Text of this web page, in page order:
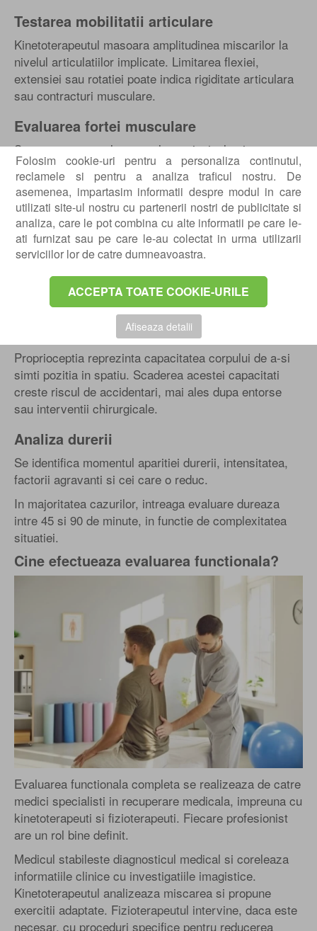
Folosim cookie-uri pentru a personaliza continutul,
reclamele si pentru a analiza traficul nostru. De
asemenea, impartasim informatii despre modul in care
utilizati site-ul nostru cu partenerii nostri de publicitate si
analiza, care le pot combina cu alte informatii pe care le-
ati furnizat sau pe care le-au colectat in urma utilizarii
serviciilor lor de catre dumneavoastra.
ACCEPTA TOATE COOKIE-URILE
Afiseaza detalii
Testarea mobilitatii articulare
Kinetoterapeutul masoara amplitudinea miscarilor la
nivelul articulatiilor implicate. Limitarea flexiei,
extensiei sau rotatiei poate indica rigiditate articulara
sau contracturi musculare.
Evaluarea fortei musculare
Se testeaza grupele musculare principale si
stabilizatorii. Dezechilibrele de forta apar frecvent la
sportivi sau la pacientii sedentari.
Teste functionale de miscare
Specialistul te roaga sa executi miscari precum
genuflexiuni, fandari sau ridicarea de pe scaun.
compensari.
Evaluarea echilibrului si a controlului
Proprioceptia reprezinta capacitatea corpului de a-si
simti pozitia in spatiu. Scaderea acestei capacitati
creste riscul de accidentari, mai ales dupa entorse
sau interventii chirurgicale.
Analiza durerii
Se identifica momentul aparitiei durerii, intensitatea,
factorii agravanti si cei care o reduc.
In majoritatea cazurilor, intreaga evaluare dureaza
intre 45 si 90 de minute, in functie de complexitatea
situatiei.
Cine efectueaza evaluarea functionala?
Evaluarea functionala completa se realizeaza de catre
medici specialisti in recuperare medicala, impreuna cu
kinetoterapeuti si fizioterapeuti. Fiecare profesionist
are un rol bine definit.
Medicul stabileste diagnosticul medical si coreleaza
informatiile clinice cu investigatiile imagistice.
Kinetoterapeutul analizeaza miscarea si propune
exercitii adaptate. Fizioterapeutul intervine, daca este
necesar, cu proceduri specifice pentru reducerea